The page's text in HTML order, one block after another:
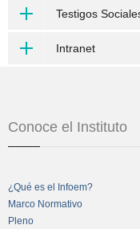
Testigos
Intranet
Conoce el Instituto
¿Qué es el Infoem?
Marco Normativo
Pleno